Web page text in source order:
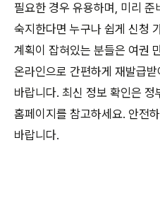
필요한 경우 유용하며, 미리 준
숙지한다면 누구나 쉽게 신청
계획이 잡혀있는 분들은 여권
온라인으로 간편하게 재발급
바랍니다. 최신 정보 확인은
홈페이지를 참고하세요. 안전
바랍니다.